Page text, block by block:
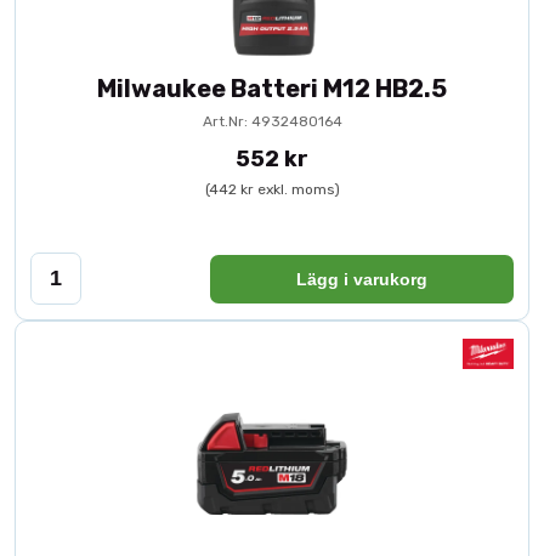
Milwaukee Batteri M12 HB2.5
Art.Nr: 4932480164
552 kr
(442 kr exkl. moms)
Lägg i varukorg